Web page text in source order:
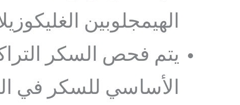
الهيمجلوبين
يتم فحص السكر
الأساسي للسكر في